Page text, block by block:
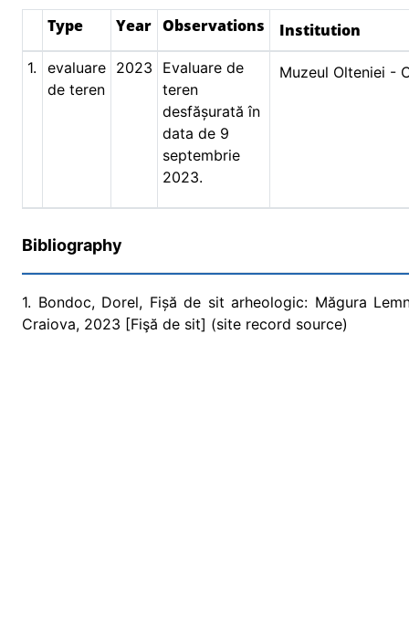
Type Year Observations Institution
1.
evaluare
de teren
2023
Evaluare de
teren
desfășurată în
data de 9
septembrie
2023.
Muzeul Olteniei -
Bibliography
1. Bondoc, Dorel, Fișă de sit arheologic: Măgura
Craiova, 2023 [Fişă de sit] (site record source)